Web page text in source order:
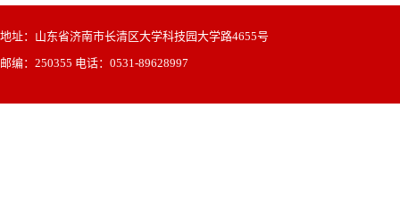
地址：山东省济南市长清区大学科技园大学路4655号
邮编：250355 电话：0531-89628997